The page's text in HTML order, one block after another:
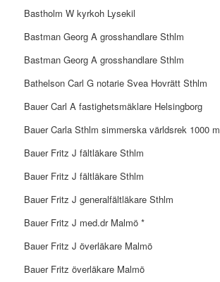
Bastholm W kyrkoh Lysekil
Bastman Georg A grosshandlare Sthlm
Bastman Georg A grosshandlare Sthlm
Bathelson Carl G notarie Svea Hovrätt Sthlm
Bauer Carl A fastighetsmäklare Helsingborg
Bauer Carla Sthlm simmerska världsrek 1000 m
Bauer Fritz J fältläkare Sthlm
Bauer Fritz J fältläkare Sthlm
Bauer Fritz J generalfältläkare Sthlm
Bauer Fritz J med.dr Malmö *
Bauer Fritz J överläkare Malmö
Bauer Fritz överläkare Malmö